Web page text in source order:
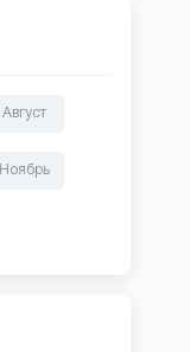
Август
Ноябрь